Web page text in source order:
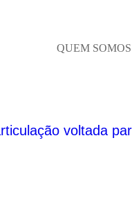
QUEM SOMOS
voltada